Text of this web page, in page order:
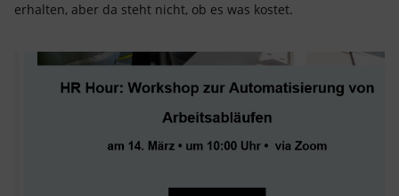
erhalten, aber da steht nicht, ob es was kostet.